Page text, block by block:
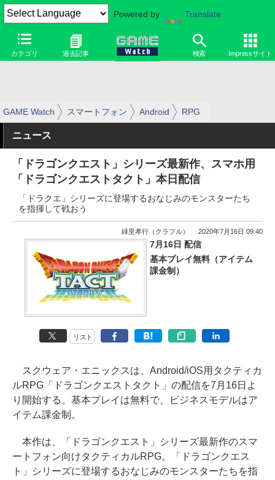
Powered by Translate
カテゴリ 過去記事 検索 Impressサイト
GAME Watch スマートフォン Android RPG
ニュース
「ドラゴンクエスト」シリーズ最新作、スマホ用
「ドラゴンクエストタクト」本日配信
「ドラクエ」シリーズに登場するおなじみのモンスターたち
を指揮して戦おう
緑里孝行（クラフル） 2020年7月16日 09:40
7月16日 配信
基本プレイ無料（アイテム
課金制）
リスト
スクウェア・エニックスは、Android/iOS用タクティカ
ルRPG「ドラゴンクエストタクト」の配信を7月16日よ
り開始する。基本プレイは無料で、ビジネスモデルはア
イテム課金制。
本作は、「ドラゴンクエスト」シリーズ最新作のスマ
ートフォン向けタクティカルRPG。「ドラゴンクエス
ト」シリーズに登場するおなじみのモンスターたちを指